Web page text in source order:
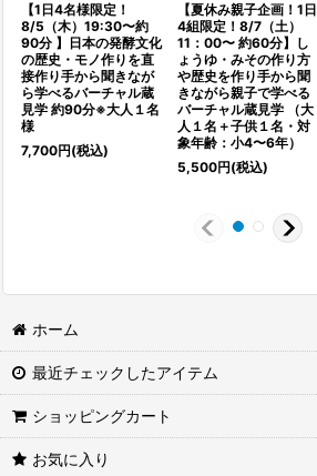
【1日4名様限定！
8/5（木）19:30〜約
90分 】日本の発酵文化
の歴史・モノ作りを直
接作り手から聞きなが
ら学べるバーチャル蔵
見学 約90分※大人１名
様
7,700円(税込)
【夏休み親子企画！1日
4組限定！8/7（土）
11：00〜 約60分】し
ょうゆ・みその作り方
や歴史を作り手から聞
きながら親子で学べる
バーチャル蔵見学 （大
人１名＋子供１名・対
象年齢：小4〜6年）
5,500円(税込)
ホーム
最近チェックしたアイテム
ショッピングカート
お気に入り